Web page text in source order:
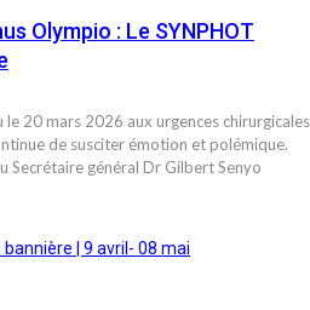
Olympio : Le SYNPHOT
le 20 mars 2026 aux urgences chirurgicales
de susciter émotion et polémique.
Secrétaire général Dr Gilbert Senyo